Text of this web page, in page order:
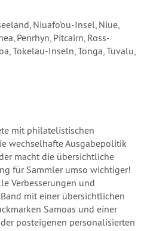
Niuafo’ou-Insel, Niue,
Penrhyn, Pitcairn, Ross-
Tokelau-Inseln, Tonga, Tuvalu,
mit philatelistischen
wechselhafte Ausgabepolitik
macht die übersichtliche
für Sammler umso wichtiger!
Verbesserungen und
mit einer übersichtlichen
Samoas und einer
posteigenen personalisierten